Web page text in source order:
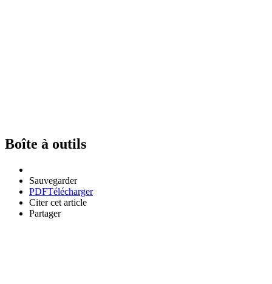
Boîte à outils
Sauvegarder
PDFTélécharger
Citer cet article
Partager